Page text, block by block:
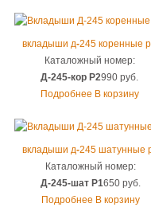
вкладыши д-245 коренные
Каталожный номер:
Д-245-кор Р2990 руб.
Подробнее В корзину
вкладыши д-245 шатунные
Каталожный номер:
Д-245-шат Р1650 руб.
Подробнее В корзину